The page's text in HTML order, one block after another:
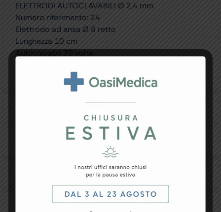
ELETTRODI AUTOCLAVABILI Ø 2,4 mm
Numero riferimento: 24
Elettrodo ad ansa Ø 8 retto
Lunghezza 10 cm
Autoclavabli 30 volte
PL, CZ, HU, HR, RO, GR, Arabo
Resi e Garanzia
Recensioni